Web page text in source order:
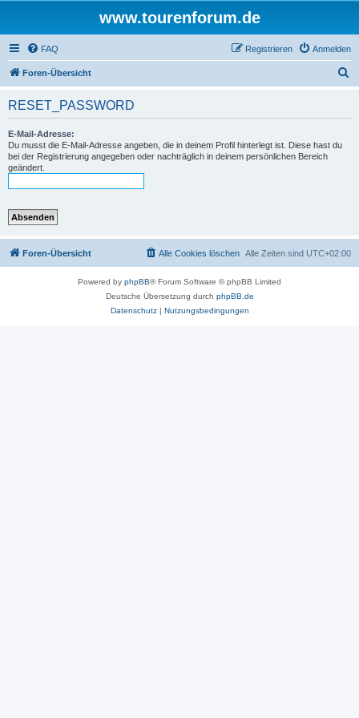
www.tourenforum.de
FAQ Anmelden
Registrieren
Foren-Übersicht
RESET_PASSWORD
E-Mail-Adresse:
Du musst die E-Mail-Adresse angeben, die in deinem Profil hinterlegt ist. Diese hast du
bei der Registrierung angegeben oder nachträglich in deinem persönlichen Bereich
geändert.
Foren-Übersicht Alle Zeiten sind UTC+02:00
Alle Cookies löschen
Powered by phpBB® Forum Software © phpBB Limited
Deutsche Übersetzung durch phpBB.de
Datenschutz| Nutzungsbedingungen